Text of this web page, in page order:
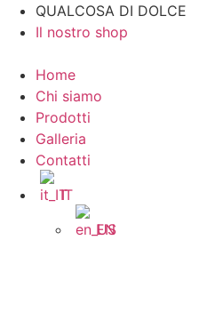
QUALCOSA DI DOLCE
Il nostro shop
Home
Chi siamo
Prodotti
Galleria
Contatti
IT
EN